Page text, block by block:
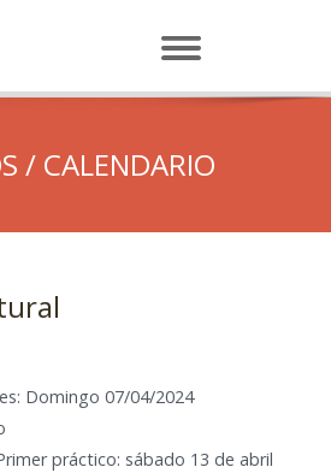
/ CALENDARIO
Domingo 07/04/2024
práctico: sábado 13 de abril